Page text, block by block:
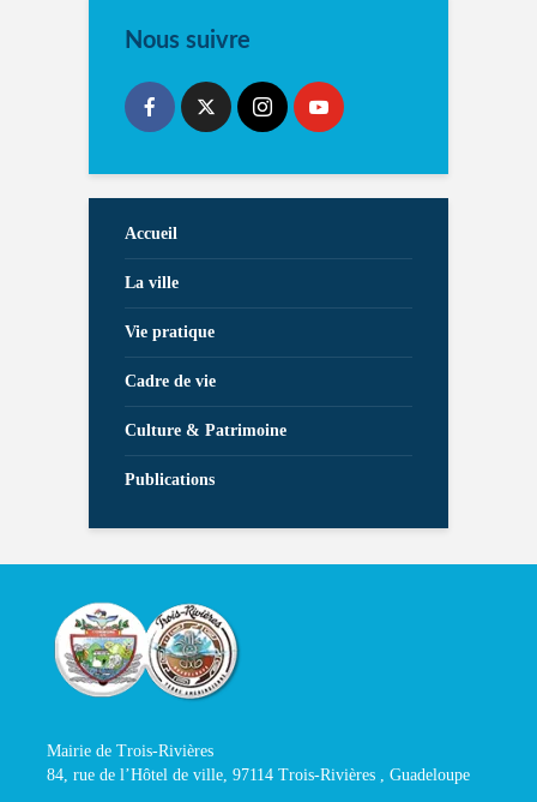
Nous suivre
Accueil
La ville
Vie pratique
Cadre de vie
Culture & Patrimoine
Publications
Mairie de Trois-Rivières
84, rue de l’Hôtel de ville, 97114 Trois-Rivières , Guadeloupe